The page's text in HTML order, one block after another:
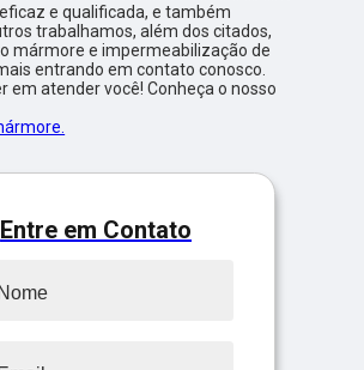
e qualificada, e também
trabalhamos, além dos citados,
mármore e impermeabilização de
entrando em contato conosco.
em atender você! Conheça o nosso
Entre em Contato